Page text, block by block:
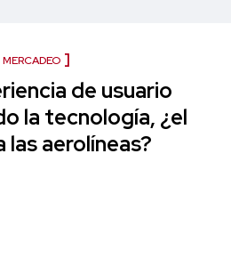
MERCADEO
de usuario
la tecnología, ¿el
las aerolíneas?